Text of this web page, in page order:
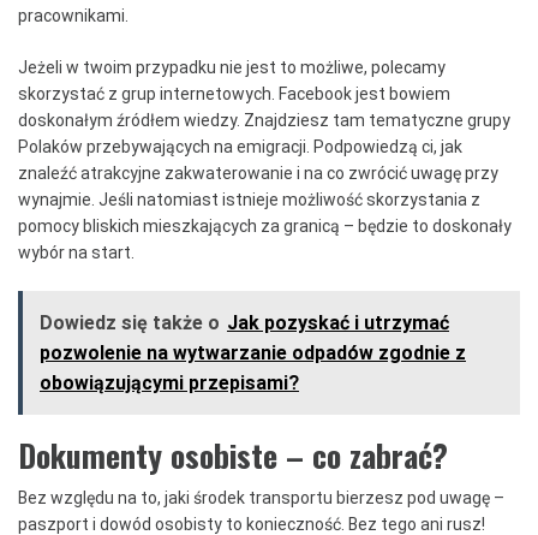
pracownikami.
Jeżeli w twoim przypadku nie jest to możliwe, polecamy
skorzystać z grup internetowych. Facebook jest bowiem
doskonałym źródłem wiedzy. Znajdziesz tam tematyczne grupy
Polaków przebywających na emigracji. Podpowiedzą ci, jak
znaleźć atrakcyjne zakwaterowanie i na co zwrócić uwagę przy
wynajmie. Jeśli natomiast istnieje możliwość skorzystania z
pomocy bliskich mieszkających za granicą – będzie to doskonały
wybór na start.
Dowiedz się także o Jak pozyskać i utrzymać
pozwolenie na wytwarzanie odpadów zgodnie z
obowiązującymi przepisami?
Dokumenty osobiste – co zabrać?
Bez względu na to, jaki środek transportu bierzesz pod uwagę –
paszport i dowód osobisty to konieczność. Bez tego ani rusz!